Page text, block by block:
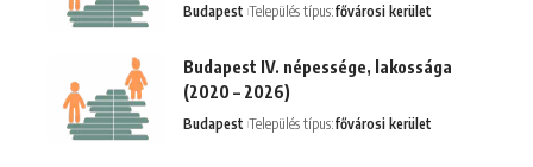
Budapest Település típus:fővárosi kerület
Budapest IV. népessége, lakossága
(2020 – 2026)
Budapest Település típus:fővárosi kerület